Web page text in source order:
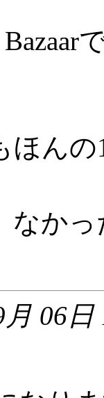
ほん
なか
06